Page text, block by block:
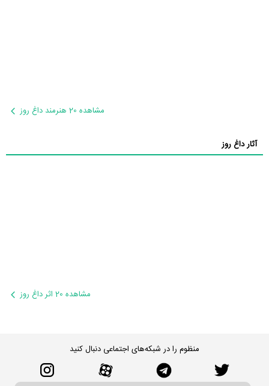
مشاهده 20 هنرمند داغ روز
آثار داغ روز
مشاهده 20 اثر داغ روز
منظوم را در شبکه‌های اجتماعی دنبال کنید